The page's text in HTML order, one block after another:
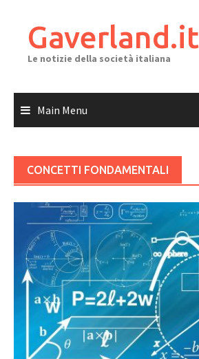
contentGaverland.it
Le notizie della società italiana
Main Menu
CONCETTI FONDAMENTALI